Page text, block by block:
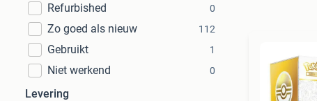
Refurbished 0
Zo goed als nieuw 112
Gebruikt 1
Niet werkend 0
Levering